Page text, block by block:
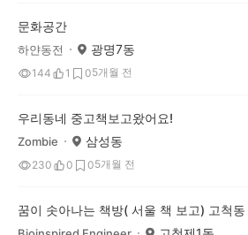
문화공간
하얀동전 광명7동
144 1 05개월 전
우리동네 중고책보고왔어요!
Zombie 삼성동
230 0 05개월 전
꿈이 솟아나는 책방( 서울 책 보고) 고척동